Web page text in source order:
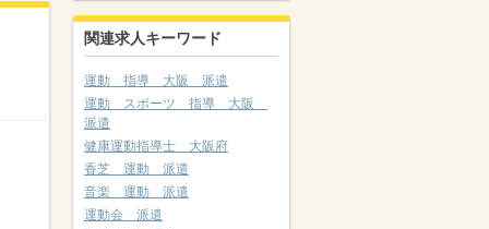
関連求人キーワード
運動 指導 大阪 派遣
運動 スポーツ 指導 大阪
派遣
健康運動指導士 大阪府
香芝 運動 派遣
音楽 運動 派遣
運動会 派遣